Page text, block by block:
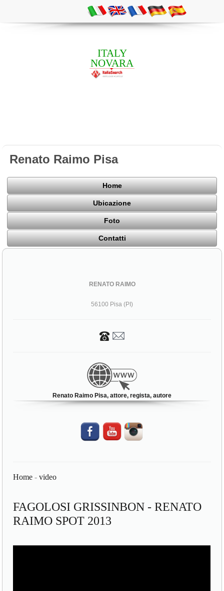
ITALY
NOVARA
Renato Raimo Pisa
Home
Ubicazione
Foto
Contatti
RENATO RAIMO
56100 Pisa (PI)
Renato Raimo Pisa, attore, regista, autore
Home -video
FAGOLOSI GRISSINBON - RENATO
RAIMO SPOT 2013